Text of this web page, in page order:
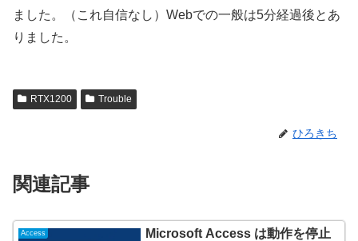
ました。（これ自信なし）Webでの一般は5分経過後とあ
りました。
RTX1200 Trouble
ひろきち
関連記事
Access
Microsoft Access は動作を停止